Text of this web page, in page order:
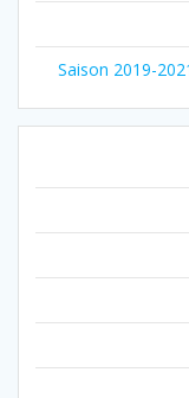
Saison 2019-